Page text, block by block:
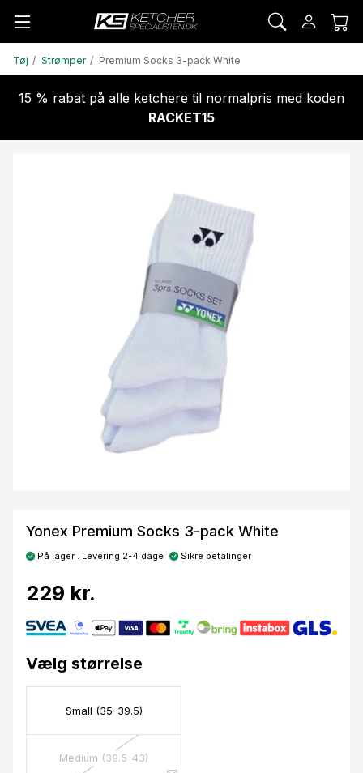
Tøj Strømper Premium Socks 3-pack White
15 % rabat på alle ketchere til normalpris med koden
RACKET15
Yonex Premium Socks 3-pack White
På lager . Levering 2-4 dage Sikre betalinger
229 kr.
Vælg størrelse
Small (35-39.5)
Medium (39.5-43)